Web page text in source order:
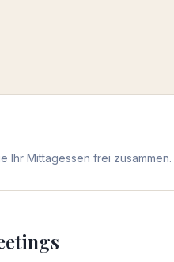
Ihr Mittagessen frei zusammen.